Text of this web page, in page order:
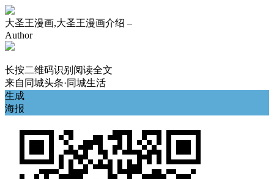
大圣王漫画,大圣王漫画介绍 –
Author
长按二维码识别阅读全文
来自 同城头条·同城生活
生成
海报